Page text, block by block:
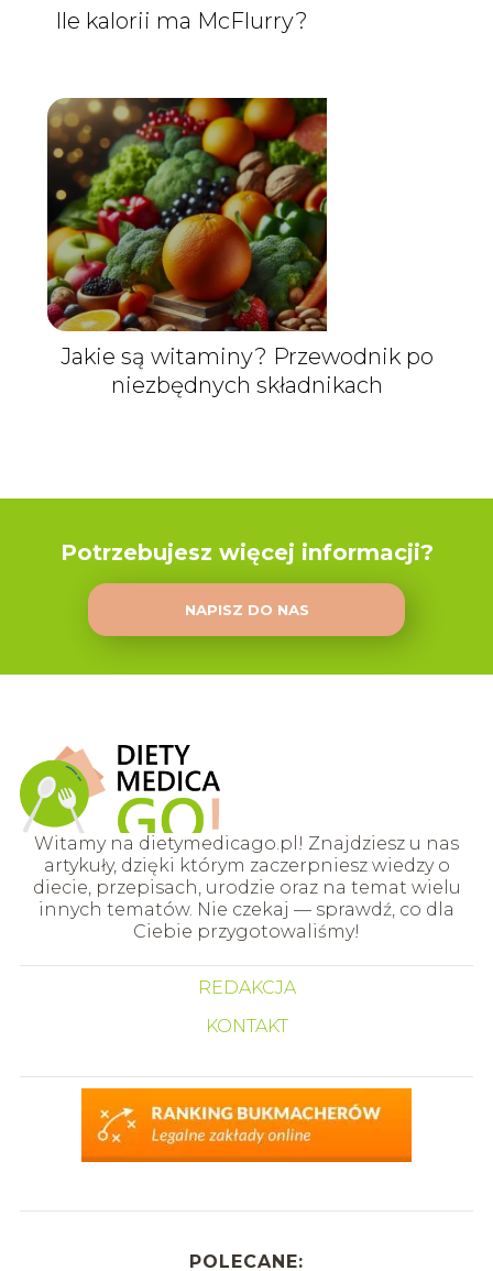
Ile kalorii ma McFlurry?
Jakie są witaminy? Przewodnik po
niezbędnych składnikach
Potrzebujesz więcej informacji?
NAPISZ DO NAS
Witamy na dietymedicago.pl! Znajdziesz u nas
artykuły, dzięki którym zaczerpniesz wiedzy o
diecie, przepisach, urodzie oraz na temat wielu
innych tematów. Nie czekaj — sprawdź, co dla
Ciebie przygotowaliśmy!
REDAKCJA
KONTAKT
POLECANE: